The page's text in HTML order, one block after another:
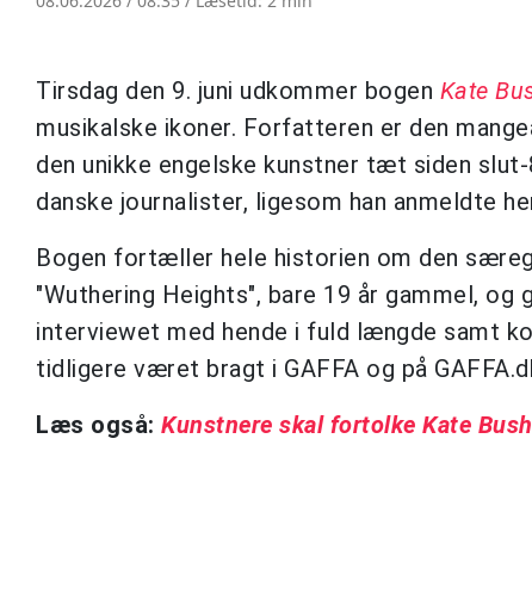
Tirsdag den 9. juni udkommer bogen Kate
musikalske ikoner. Forfatteren er den
den unikke engelske kunstner tæt siden
danske journalister, ligesom han anmeldte
Bogen fortæller hele historien om den
"Wuthering Heights", bare 19 år gammel, og
interviewet med hende i fuld længde samt
tidligere været bragt i GAFFA og på
Læs også: Kunstnere skal fortolke Kate